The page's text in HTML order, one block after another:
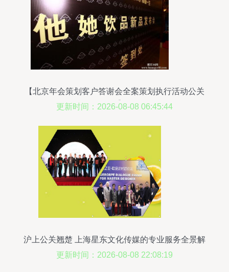
【北京年会策划客户答谢会全案策划执行活动公关
公司】-
更新时间：2026-08-08 06:45:44
沪上公关翘楚 上海星东文化传媒的专业服务全景解
析
更新时间：2026-08-08 22:08:19